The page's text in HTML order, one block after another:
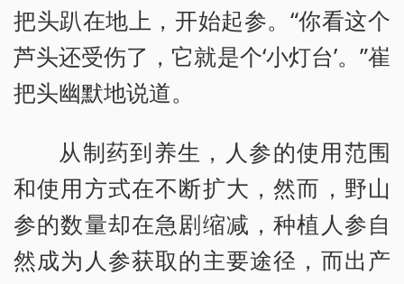
把头趴在地上，开始起参。“你看这个
芦头还受伤了，它就是个‘小灯台’。”崔
把头幽默地说道。
从制药到养生，人参的使用范围
和使用方式在不断扩大，然而，野山
参的数量却在急剧缩减，种植人参自
然成为人参获取的主要途径，而出产